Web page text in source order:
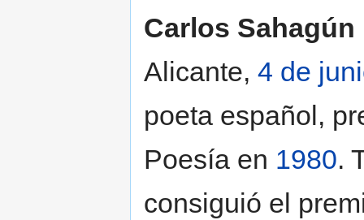
Carlos Sahagún
Alicante, 4 de
poeta español,
Poesía en 1980.
consiguió el